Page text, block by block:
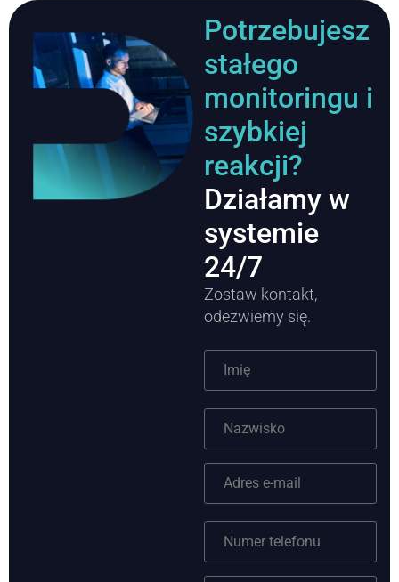
Potrzebujesz
stałego
monitoringu i
szybkiej
reakcji?
Działamy w
systemie
24/7
Zostaw kontakt,
odezwiemy się.